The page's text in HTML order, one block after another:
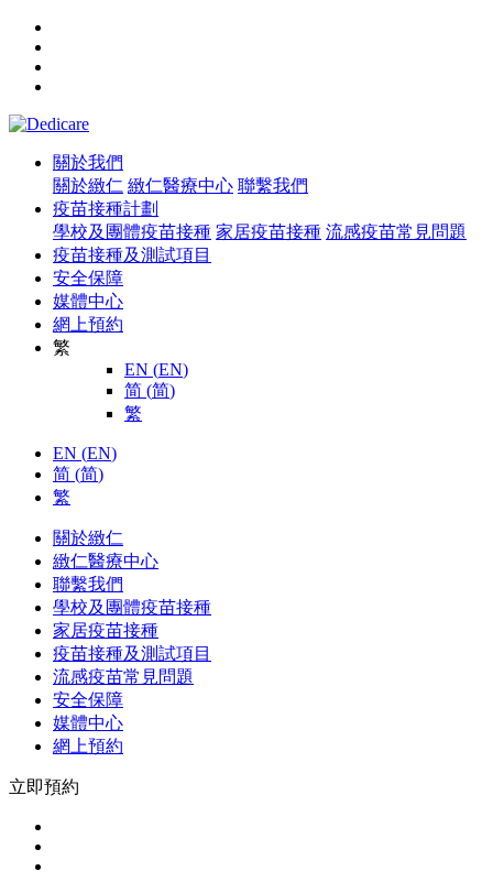
關於我們
關於緻仁 緻仁醫療中心 聯繫我們
疫苗接種計劃
學校及團體疫苗接種 家居疫苗接種 流感疫苗常見問題
疫苗接種及測試項目
安全保障
媒體中心
網上預約
繁
EN (EN)
简 (简)
繁
EN (EN)
简 (简)
繁
關於緻仁
緻仁醫療中心
聯繫我們
學校及團體疫苗接種
家居疫苗接種
疫苗接種及測試項目
流感疫苗常見問題
安全保障
媒體中心
網上預約
立即預約